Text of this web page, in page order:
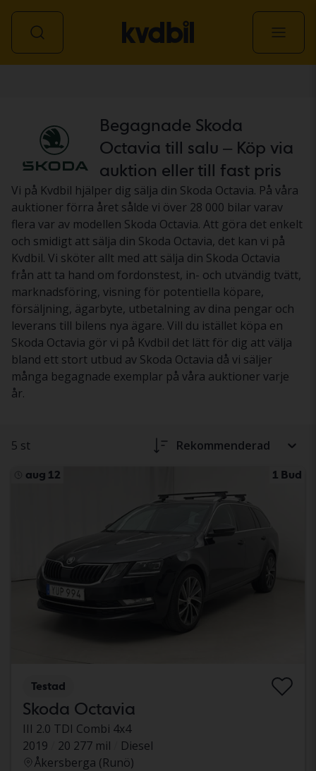
Begagnade Skoda
Octavia till salu – Köp via
auktion eller till fast pris
Vi på Kvdbil hjälper dig sälja din Skoda Octavia. På våra
auktioner förra året sålde vi över 28 000 bilar varav
flera var av modellen Skoda Octavia. Att göra det enkelt
och smidigt att sälja din Skoda Octavia, det kan vi på
Kvdbil. Vi sköter allt med att sälja din Skoda Octavia
från att ta hand om fordonstest, in- och utvändig tvätt,
marknadsföring, visning för potentiella köpare,
försäljning, ägarbyte, utbetalning av dina pengar och
leverans till bilens nya ägare. Vill du istället köpa en
Skoda Octavia gör vi på Kvdbil det lätt för dig att välja
bland ett stort utbud av Skoda Octavia då vi säljer
många begagnade exemplar på våra auktioner varje
år.
5 st Rekommenderad
aug 12 1 Bud
Testad
Skoda Octavia
III 2.0 TDI Combi 4x4
2019
20 277 mil
Diesel
Åkersberga (Runö)